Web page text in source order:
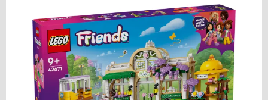
ASSOCIATIONS DE FANS
EXPOSITIONS LEGO
LEGO LES PLUS CHERS
DERNIERS LEGO AJOUTÉS